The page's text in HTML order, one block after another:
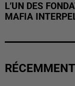
L’UN DES
MAFIA